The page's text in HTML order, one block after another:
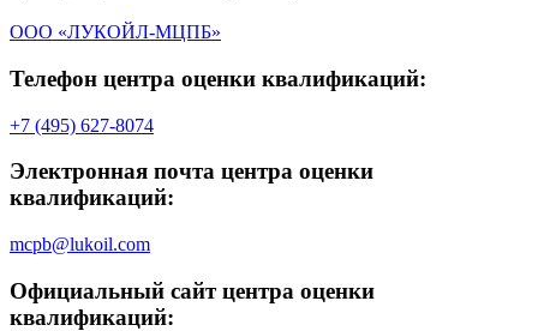
ООО «ЛУКОЙЛ-МЦПБ»
Телефон центра оценки квалификаций:
+7 (495) 627-8074
Электронная почта центра оценки
квалификаций:
mcpb@lukoil.com
Официальный сайт центра оценки
квалификаций: